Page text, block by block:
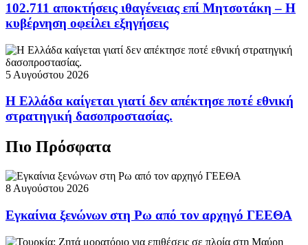
102.711 αποκτήσεις ιθαγένειας επί Μητσοτάκη – Η
κυβέρνηση οφείλει εξηγήσεις
5 Αυγούστου 2026
Η Ελλάδα καίγεται γιατί δεν απέκτησε ποτέ εθνική
στρατηγική δασοπροστασίας.
Πιο Πρόσφατα
8 Αυγούστου 2026
Εγκαίνια ξενώνων στη Ρω από τον αρχηγό ΓΕΕΘΑ